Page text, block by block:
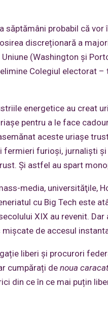
săptămâni probabil că
discreționară a
(Washington și
Colegiul electorat
energetice au creat
pentru a le face
aceste uriașe
furioși, jurnaliști
Şi astfel au spart
media, universităţile,
cu Big Tech este
XIX au revenit.
de accesul
liberi și procurori
cumpărați de noua
din ce în ce mai puțin